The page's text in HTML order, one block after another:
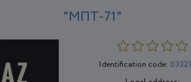
"МПТ-71"
Identification code: